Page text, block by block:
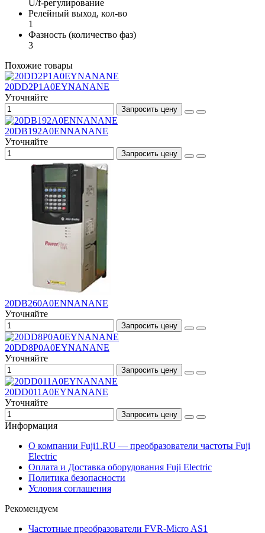
U/f-регулирование
Релейный выход, кол-во
1
Фазность (количество фаз)
3
Похожие товары
20DD2P1A0EYNANANE
Уточняйте
Запросить цену
20DB192A0ENNANANE
Уточняйте
Запросить цену
20DB260A0ENNANANE
Уточняйте
Запросить цену
20DD8P0A0EYNANANE
Уточняйте
Запросить цену
20DD011A0EYNANANE
Уточняйте
Запросить цену
Информация
О компании Fuji1.RU — преобразователи частоты Fuji
Electric
Оплата и Доставка оборудования Fuji Electric
Политика безопасности
Условия соглашения
Рекомендуем
Частотные преобразователи FVR-Micro AS1